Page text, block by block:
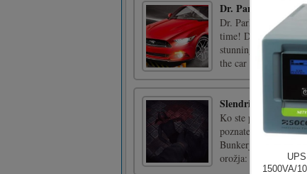
Dr. Parking 4
Dr. Parking 4 is
time! Dr. Parking 4
stunning graphics,
the car
Slendrina mora
Ko ste preiskali hišo
poznate in zdaj ne
Bunkerju. Če želite
orožja: - no [...]